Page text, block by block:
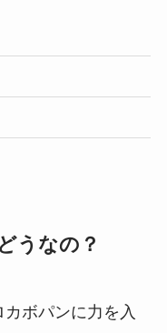
うなの？
ボパンに力を入